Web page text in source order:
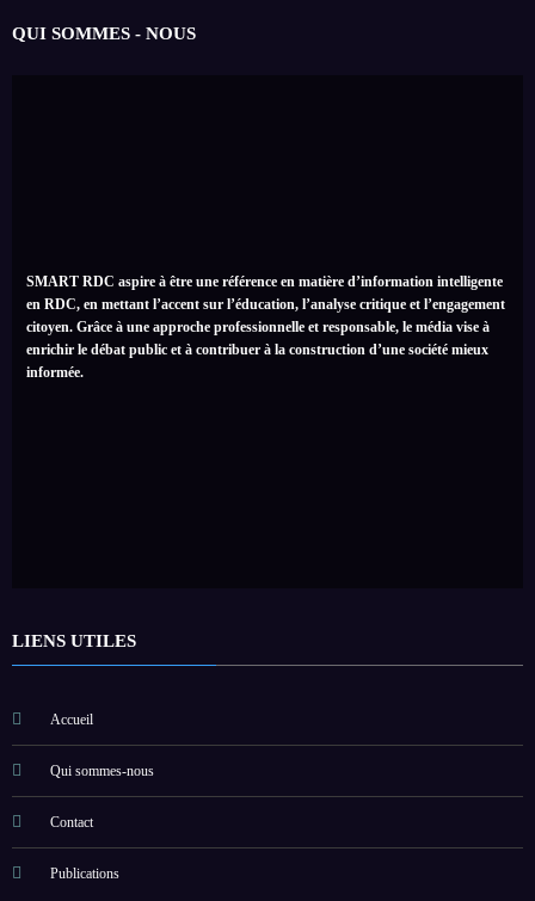
QUI SOMMES - NOUS
SMART RDC aspire à être une référence en matière d’information intelligente
en RDC, en mettant l’accent sur l’éducation, l’analyse critique et l’engagement
citoyen. Grâce à une approche professionnelle et responsable, le média vise à
enrichir le débat public et à contribuer à la construction d’une société mieux
informée.
LIENS UTILES
Accueil
Qui sommes-nous
Contact
Publications